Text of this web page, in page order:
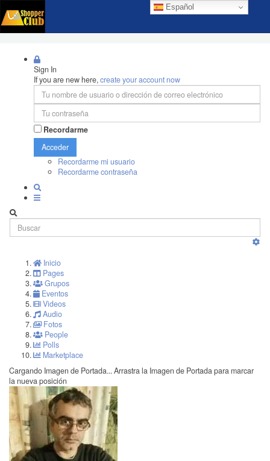
Español
Sign In
If you are new here,create your account now
Recordarme
Acceder
Recordarme mi usuario
Recordarme contraseña
Inicio
Pages
Grupos
Eventos
Videos
Audio
Fotos
People
Polls
Marketplace
Cargando Imagen de Portada... Arrastra la Imagen de Portada para marcar
la nueva posición